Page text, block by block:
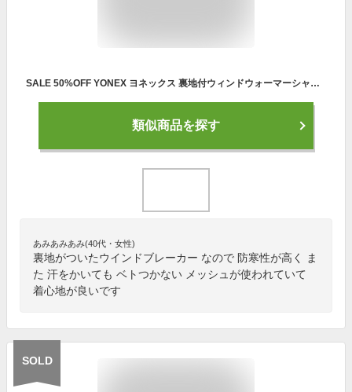
SALE 50%OFF YONEX ヨネックス 裏地付ウィンドウォーマーシャツ 裏地付ウィンドウォーマーパンツ（フィットスタイル）上下セット セットアップ ウィンドブレーカー ソフトテニス バドミントン ウェア 移動着 防寒着 70089Y/80089Y [ユニセックス：男女兼用]あす楽
類似商品を探す
あみあみあみ(40代・女性)
裏地がついたウインドブレーカー なので 防寒性が高く ま
た 汗をかいても ベトつかない メッシュが使われていて
着心地が良いです
SOLD